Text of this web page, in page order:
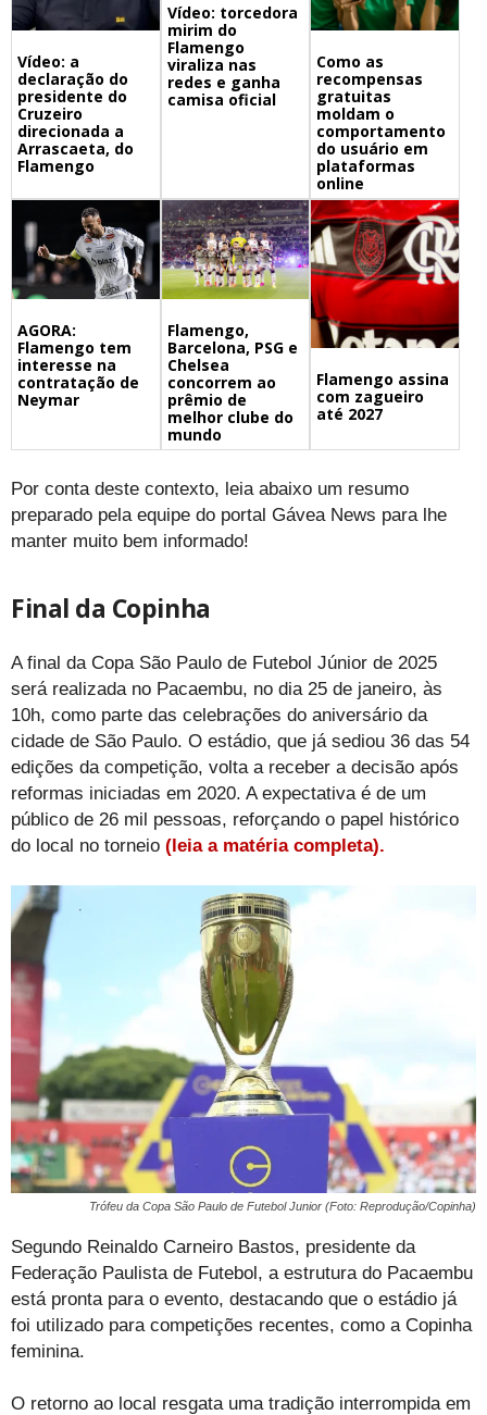
Vídeo: a
declaração do
presidente do
Cruzeiro
direcionada a
Arrascaeta, do
Flamengo
Vídeo: torcedora
mirim do
Flamengo
viraliza nas
redes e ganha
camisa oficial
Como as
recompensas
gratuitas
moldam o
comportamento
do usuário em
plataformas
online
AGORA:
Flamengo tem
interesse na
contratação de
Neymar
Flamengo,
Barcelona, PSG e
Chelsea
concorrem ao
prêmio de
melhor clube do
mundo
Flamengo assina
com zagueiro
até 2027
Por conta deste contexto, leia abaixo um resumo
preparado pela equipe do portal Gávea News para lhe
manter muito bem informado!
Final da Copinha
A final da Copa São Paulo de Futebol Júnior de 2025
será realizada no Pacaembu, no dia 25 de janeiro, às
10h, como parte das celebrações do aniversário da
cidade de São Paulo. O estádio, que já sediou 36 das 54
edições da competição, volta a receber a decisão após
reformas iniciadas em 2020. A expectativa é de um
público de 26 mil pessoas, reforçando o papel histórico
do local no torneio (leia a matéria completa).
Trófeu da Copa São Paulo de Futebol Junior (Foto: Reprodução/Copinha)
Segundo Reinaldo Carneiro Bastos, presidente da
Federação Paulista de Futebol, a estrutura do Pacaembu
está pronta para o evento, destacando que o estádio já
foi utilizado para competições recentes, como a Copinha
feminina.
O retorno ao local resgata uma tradição interrompida em